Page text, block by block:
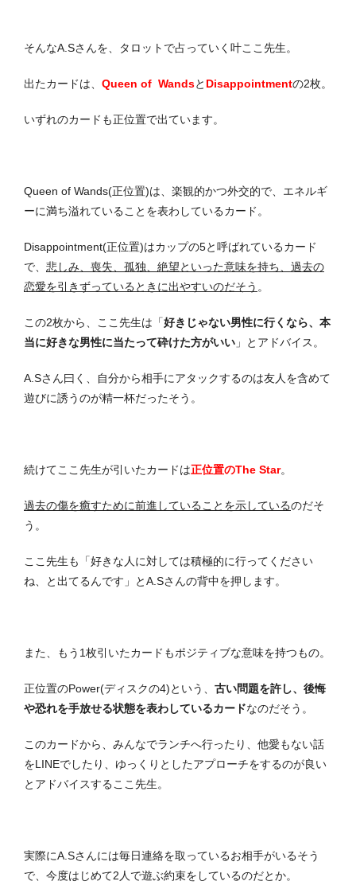
そんなA.Sさんを、タロットで占っていく叶ここ先生。
出たカードは、 Queen of Wandsと Disappointmentの2枚。
いずれのカードも正位置で出ています。
Queen of Wands(正位置)は、楽観的かつ外交的で、エネルギ
ーに満ち溢れていることを表わしているカード。
Disappointment(正位置)はカップの5と呼ばれているカード
で、 悲しみ、喪失、孤独、絶望といった意味を持ち、過去の
恋愛を引きずっているときに出やすいのだそう 。
この2枚から、ここ先生は「好きじゃない男性に行くなら、本
当に好きな男性に当たって砕けた方がいい 」とアドバイス。
A.Sさん曰く、自分から相手にアタックするのは友人を含めて
遊びに誘うのが精一杯だったそう。
続けてここ先生が引いたカードは正位置のThe Star。
過去の傷を癒すために前進していることを示しているのだそ
う。
ここ先生も「好きな人に対しては積極的に行ってください
ね、と出てるんです」とA.Sさんの背中を押します。
また、もう1枚引いたカードもポジティブな意味を持つもの。
正位置のPower(ディスクの4)という、 古い問題を許し、後悔
や恐れを手放せる状態を表わしているカードなのだそう。
このカードから、みんなでランチへ行ったり、他愛もない話
をLINEでしたり、ゆっくりとしたアプローチをするのが良い
とアドバイスするここ先生。
実際にA.Sさんには毎日連絡を取っているお相手がいるそう
で、今度はじめて2人で遊ぶ約束をしているのだとか。